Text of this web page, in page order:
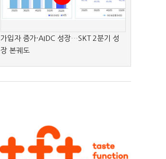
가입자 증가·AIDC 성장…SKT 2분기 성
장 본궤도